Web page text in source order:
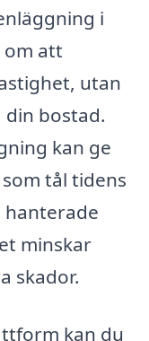
i
om att
utan
din bostad.
kan ge
tål tidens
hanterade
minskar
skador.
kan du